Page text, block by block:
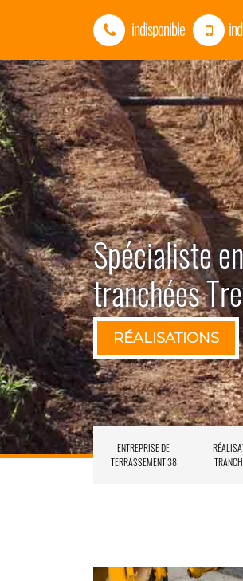
indisponible
Spécialiste
tranchées
RÉALISATIONS
ENTREPRISE DE
TERRASSEMENT 38